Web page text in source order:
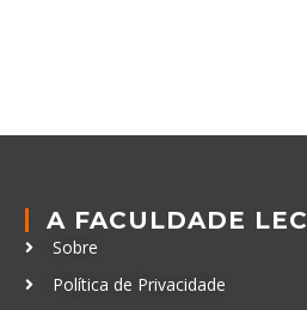
A FACULDADE LEC
Sobre
Política de Privacidade